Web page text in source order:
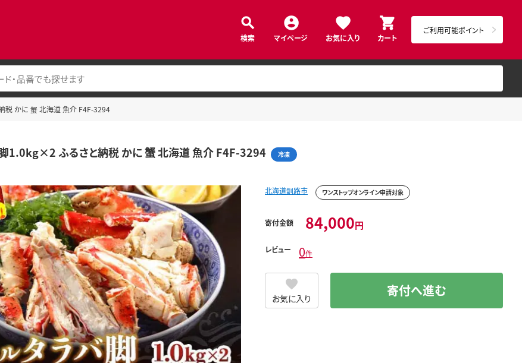
検索 マイページ お気に入り カート
ご利用可能ポイント
税 かに 蟹 北海道 魚介 F4F-3294
1.0kg×2 ふるさと納税 かに 蟹 北海道 魚介 F4F-3294 冷凍
北海道釧路市 ワンストップオンライン申請対象
寄付金額 84,000円
レビュー 0件
お気に入り 寄付へ進む